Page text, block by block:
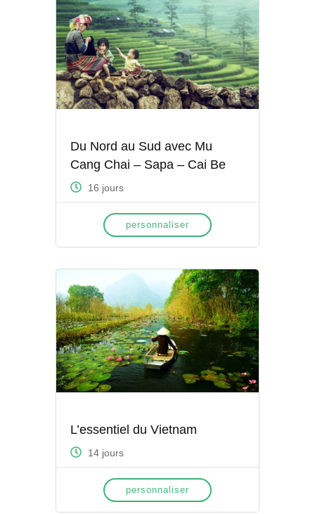
Du Nord au Sud avec Mu
Cang Chai – Sapa – Cai Be
16 jours
personnaliser
L’essentiel du Vietnam
14 jours
personnaliser